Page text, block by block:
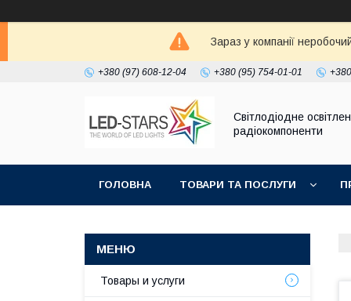
Зараз у компанії
+380 (97) 608-12-04 +380 (95) 754-01-01
Світлодіодне
радіокомпоненти
ГОЛОВНА ТОВАРИ ТА ПОСЛУГИ
Товары и услуги